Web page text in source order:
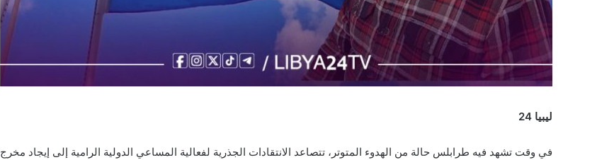
ليبيا 24
في وقت تشهد فيه طرابلس حالة من الهدوء المتوتر، تتصاعد الانتقادات الجذرية لفعالية المساعي الدولية الرامية إلى إيجاد مخرج